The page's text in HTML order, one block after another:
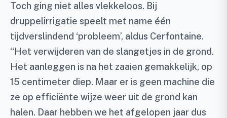
Toch ging niet alles vlekkeloos. Bij
druppelirrigatie speelt met name één
tijdverslindend ‘probleem’, aldus Cerfontaine.
“Het verwijderen van de slangetjes in de grond.
Het aanleggen is na het zaaien gemakkelijk, op
15 centimeter diep. Maar er is geen machine die
ze op efficiënte wijze weer uit de grond kan
halen. Daar hebben we het afgelopen jaar dus